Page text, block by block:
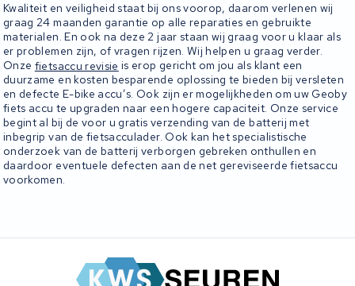
Kwaliteit en veiligheid staat bij ons voorop, daarom verlenen wij
graag 24 maanden garantie op alle reparaties en gebruikte
materialen. En ook na deze 2 jaar staan wij graag voor u klaar als
er problemen zijn, of vragen rijzen. Wij helpen u graag verder.
Onze fietsaccu revisie is erop gericht om jou als klant een
duurzame en kosten besparende oplossing te bieden bij versleten
en defecte E-bike accu’s. Ook zijn er mogelijkheden om uw Geoby
fiets accu te upgraden naar een hogere capaciteit. Onze service
begint al bij de voor u gratis verzending van de batterij met
inbegrip van de fietsacculader. Ook kan het specialistische
onderzoek van de batterij verborgen gebreken onthullen en
daardoor eventuele defecten aan de net gereviseerde fietsaccu
voorkomen.